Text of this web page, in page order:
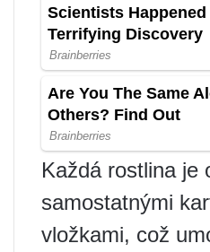
Každá rostlina je
samostatnými
vložkami, což